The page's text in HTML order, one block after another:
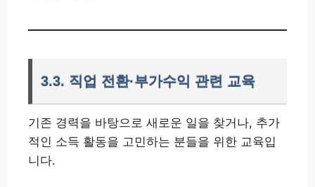
3.3. 직업 전환·부가수익 관련 교육
기존 경력을 바탕으로 새로운 일을 찾거나, 추가
적인 소득 활동을 고민하는 분들을 위한 교육입
니다.